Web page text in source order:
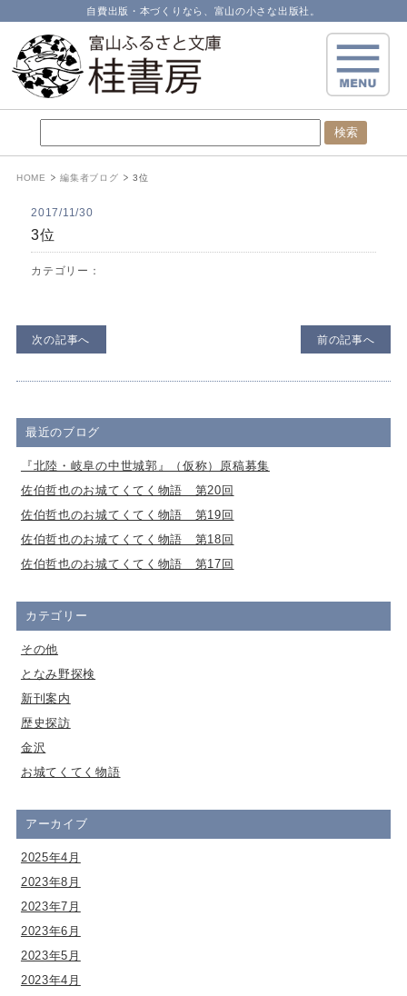
自費出版・本づくりなら、富山の小さな出版社。
HOME 編集者ブログ 3位
2017/11/30
3位
カテゴリー：
次の記事へ 前の記事へ
最近のブログ
『北陸・岐阜の中世城郭』（仮称）原稿募集
佐伯哲也のお城てくてく物語 第20回
佐伯哲也のお城てくてく物語 第19回
佐伯哲也のお城てくてく物語 第18回
佐伯哲也のお城てくてく物語 第17回
カテゴリー
その他
となみ野探検
新刊案内
歴史探訪
金沢
お城てくてく物語
アーカイブ
2025年4月
2023年8月
2023年7月
2023年6月
2023年5月
2023年4月